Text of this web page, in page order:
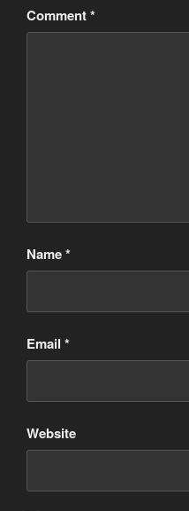
Comment*
Name*
Email *
Website